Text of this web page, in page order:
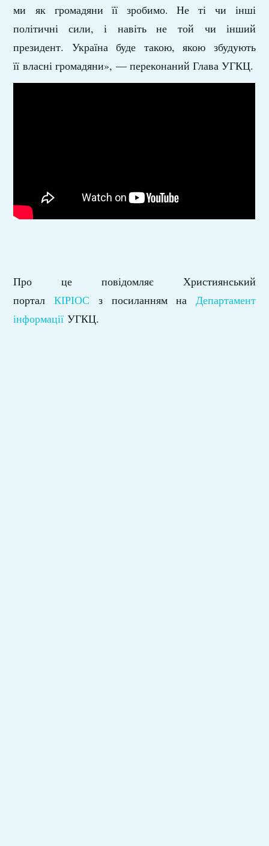
ми як громадяни її зробимо. Не ті чи інші
політичні сили, і навіть не той чи інший
президент. Україна буде такою, якою збудують
її власні громадяни», — переконаний Глава УГКЦ.
Про це повідомляє Християнський
портал КІРІОС з посиланням на Департамент
інформаціїУГКЦ.